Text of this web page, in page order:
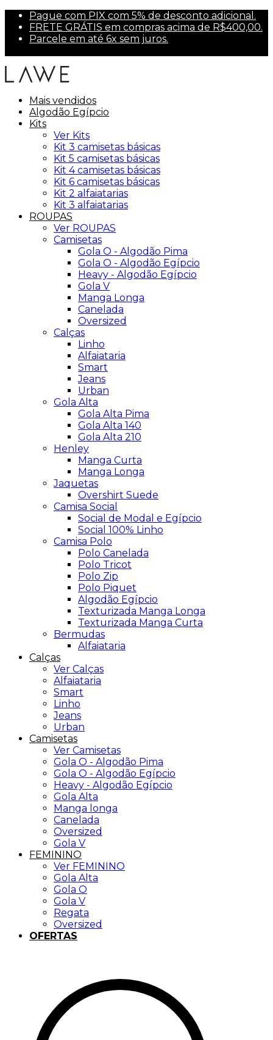
Pague com PIX com 5% de desconto adicional.
FRETE GRÁTIS em compras acima de R$400,00.
Parcele em até 6x sem juros.
Mais vendidos
Algodão Egípcio
Kits
Ver Kits
Kit 3 camisetas básicas
Kit 5 camisetas básicas
Kit 4 camisetas básicas
Kit 6 camisetas básicas
Kit 2 alfaiatarias
Kit 3 alfaiatarias
ROUPAS
Ver ROUPAS
Camisetas
Gola O - Algodão Pima
Gola O - Algodão Egípcio
Heavy - Algodão Egípcio
Gola V
Manga Longa
Canelada
Oversized
Calças
Linho
Alfaiataria
Smart
Jeans
Urban
Gola Alta
Gola Alta Pima
Gola Alta 140
Gola Alta 210
Henley
Manga Curta
Manga Longa
Jaquetas
Overshirt Suede
Camisa Social
Social de Modal e Egípcio
Social 100% Linho
Camisa Polo
Polo Canelada
Polo Tricot
Polo Zip
Polo Piquet
Algodão Egípcio
Texturizada Manga Longa
Texturizada Manga Curta
Bermudas
Alfaiataria
Calças
Ver Calças
Alfaiataria
Smart
Linho
Jeans
Urban
Camisetas
Ver Camisetas
Gola O - Algodão Pima
Gola O - Algodão Egípcio
Heavy - Algodão Egípcio
Gola Alta
Manga longa
Canelada
Oversized
Gola V
FEMININO
Ver FEMININO
Gola Alta
Gola O
Gola V
Regata
Oversized
OFERTAS